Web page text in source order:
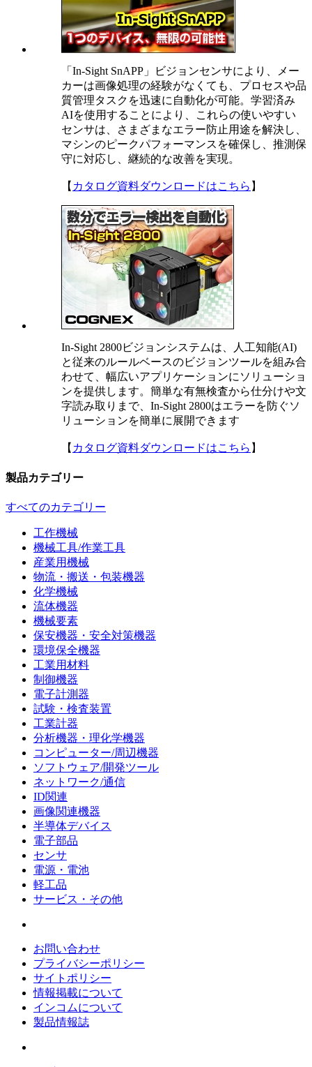
「In-Sight SnAPP」ビジョンセンサにより、メー
カーは画像処理の経験がなくても、プロセスや品
質管理タスクを迅速に自動化が可能。学習済み
AIを使用することにより、これらの使いやすい
センサは、さまざまなエラー防止用途を解決し、
マシンのピークパフォーマンスを確保し、推測保
守に対応し、継続的な改善を実現。
【 カタログ資料ダウンロードはこちら 】
In-Sight 2800ビジョンシステムは、人工知能(AI)
と従来のルールベースのビジョンツールを組み合
わせて、幅広いアプリケーションにソリューショ
ンを提供します。簡単な有無検査から仕分けや文
字読み取りまで、In-Sight 2800はエラーを防ぐソ
リューションを簡単に展開できます
【 カタログ資料ダウンロードはこちら 】
製品カテゴリー
すべてのカテゴリー
工作機械
機械工具/作業工具
産業用機械
物流・搬送・包装機器
化学機械
流体機器
機械要素
保安機器・安全対策機器
環境保全機器
工業用材料
制御機器
電子計測器
試験・検査装置
工業計器
分析機器・理化学機器
コンピューター/周辺機器
ソフトウェア/開発ツール
ネットワーク/通信
ID関連
画像関連機器
半導体デバイス
電子部品
センサ
電源・電池
軽工品
サービス・その他
お問い合わせ
プライバシーポリシー
サイトポリシー
情報掲載について
インコムについて
製品情報誌